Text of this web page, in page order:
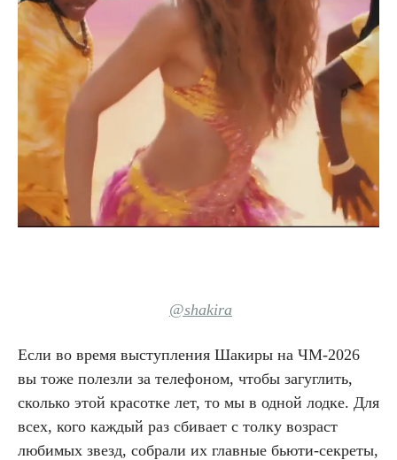
@shakira
Если во время выступления Шакиры на ЧМ-2026
вы тоже полезли за телефоном, чтобы загуглить,
сколько этой красотке лет, то мы в одной лодке. Для
всех, кого каждый раз сбивает с толку возраст
любимых звезд, собрали их главные бьюти-секреты,